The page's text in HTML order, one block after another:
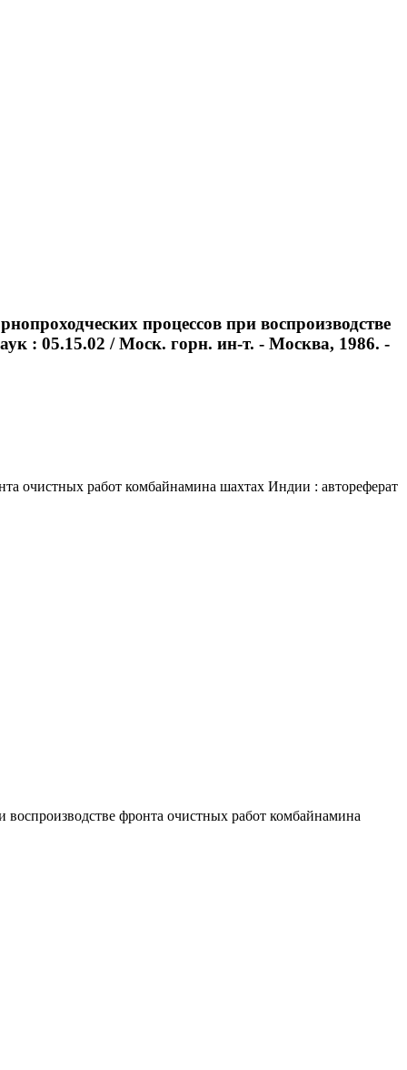
процессов при воспроизводстве
: 05.15.02 / Моск. горн. ин-т. - Москва, 1986. -
очистных работ комбайнамина шахтах Индии : автореферат
фронта очистных работ комбайнамина